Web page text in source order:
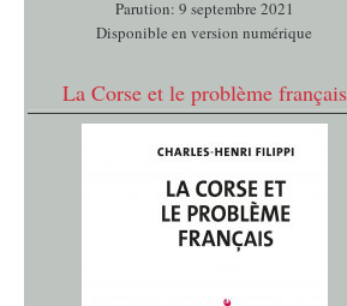
Parution: 9 septembre 2021
Disponible en version numérique
La Corse et le problème français